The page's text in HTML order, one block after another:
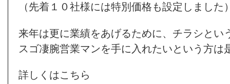
（先着１０社様には特別価格も設定しました
来年は更に業績をあげるために、チラシとい
スゴ凄腕営業マンを手に入れたいという方は
詳しくはこちら